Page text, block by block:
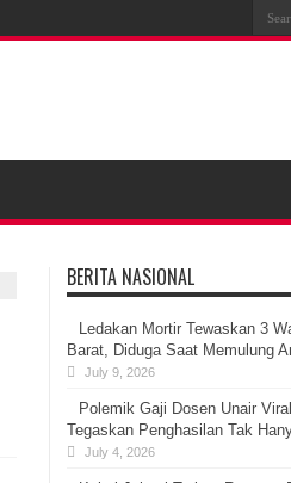
BERITA NASIONAL
Ledakan Mortir Tewaskan 3
Barat, Diduga Saat Memulung
July 9, 2026
Polemik Gaji Dosen Unair
Tegaskan Penghasilan Tak
July 4, 2026